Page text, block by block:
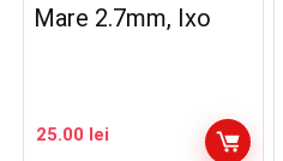
Mare 2.7mm, Ixo
25.00 lei